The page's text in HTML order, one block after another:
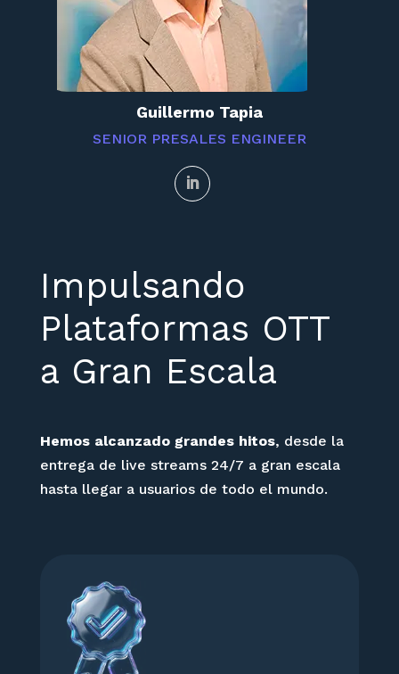
Guillermo Tapia
SENIOR PRESALES ENGINEER
Impulsando
Plataformas OTT
a Gran Escala
Hemos alcanzado grandes hitos, desde la
entrega de live streams 24/7 a gran escala
hasta llegar a usuarios de todo el mundo.